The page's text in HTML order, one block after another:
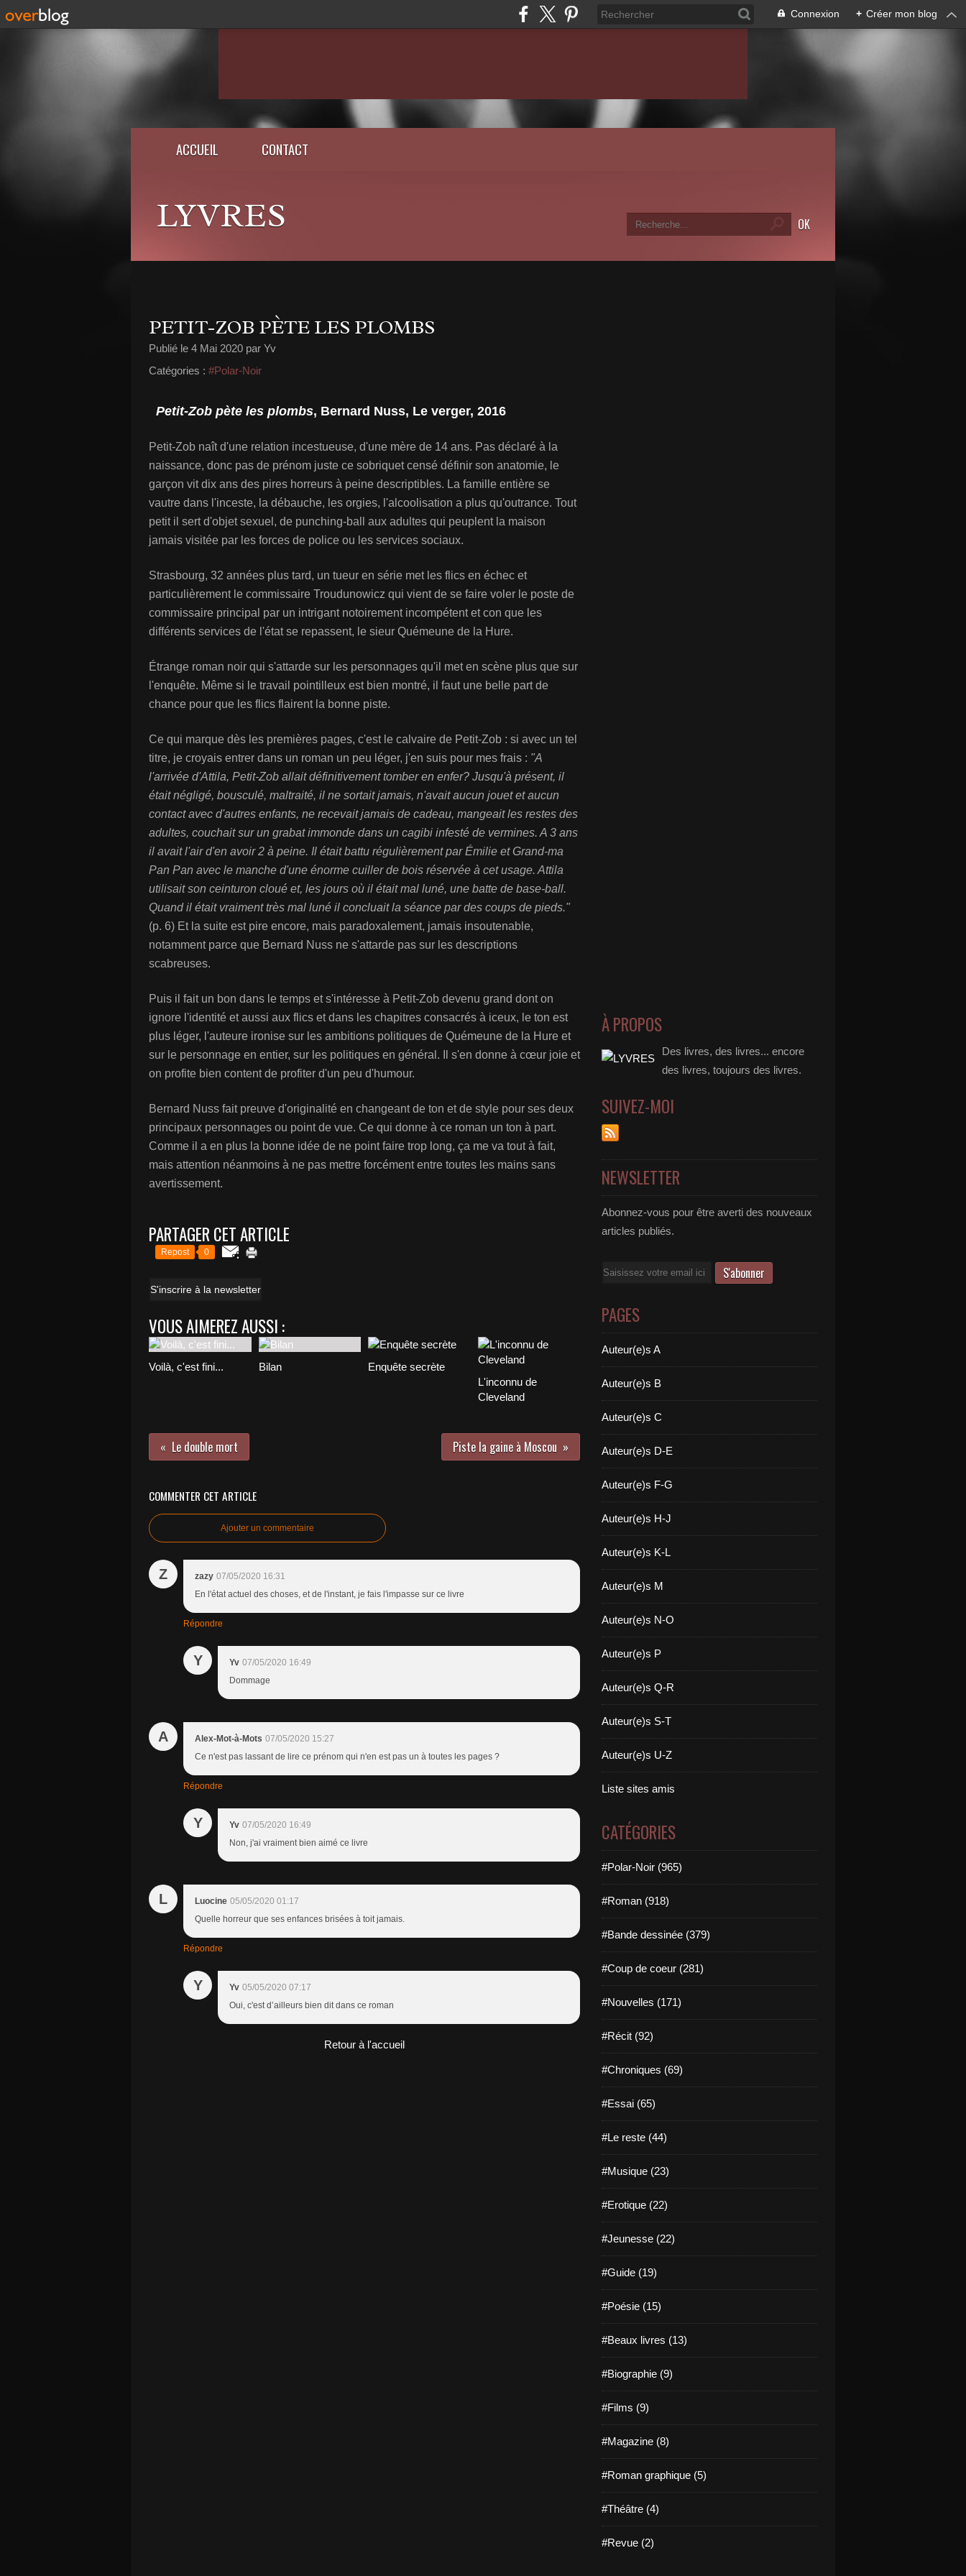
Connexion + Créer mon blog
ACCUEIL CONTACT
LYVRES
PETIT-ZOB PÈTE LES PLOMBS
Publié le 4 Mai 2020 par Yv
Catégories : #Polar-Noir
Petit-Zob pète les plombs, Bernard Nuss, Le verger, 2016
Petit-Zob naît d'une relation incestueuse, d'une mère de 14 ans. Pas déclaré à la
naissance, donc pas de prénom juste ce sobriquet censé définir son anatomie, le
garçon vit dix ans des pires horreurs à peine descriptibles. La famille entière se
vautre dans l'inceste, la débauche, les orgies, l'alcoolisation a plus qu'outrance. Tout
petit il sert d'objet sexuel, de punching-ball aux adultes qui peuplent la maison
jamais visitée par les forces de police ou les services sociaux.
Strasbourg, 32 années plus tard, un tueur en série met les flics en échec et
particulièrement le commissaire Troudunowicz qui vient de se faire voler le poste de
commissaire principal par un intrigant notoirement incompétent et con que les
différents services de l'état se repassent, le sieur Quémeune de la Hure.
Étrange roman noir qui s'attarde sur les personnages qu'il met en scène plus que sur
l'enquête. Même si le travail pointilleux est bien montré, il faut une belle part de
chance pour que les flics flairent la bonne piste.
Ce qui marque dès les premières pages, c'est le calvaire de Petit-Zob : si avec un tel
titre, je croyais entrer dans un roman un peu léger, j'en suis pour mes frais : "A
l'arrivée d'Attila, Petit-Zob allait définitivement tomber en enfer? Jusqu'à présent, il
était négligé, bousculé, maltraité, il ne sortait jamais, n'avait aucun jouet et aucun
contact avec d'autres enfants, ne recevait jamais de cadeau, mangeait les restes des
adultes, couchait sur un grabat immonde dans un cagibi infesté de vermines. A 3 ans
il avait l'air d'en avoir 2 à peine. Il était battu régulièrement par Émilie et Grand-ma
Pan Pan avec le manche d'une énorme cuiller de bois réservée à cet usage. Attila
utilisait son ceinturon cloué et, les jours où il était mal luné, une batte de base-ball.
Quand il était vraiment très mal luné il concluait la séance par des coups de pieds."
(p. 6) Et la suite est pire encore, mais paradoxalement, jamais insoutenable,
notamment parce que Bernard Nuss ne s'attarde pas sur les descriptions
scabreuses.
Puis il fait un bon dans le temps et s'intéresse à Petit-Zob devenu grand dont on
ignore l'identité et aussi aux flics et dans les chapitres consacrés à iceux, le ton est
plus léger, l'auteure ironise sur les ambitions politiques de Quémeune de la Hure et
sur le personnage en entier, sur les politiques en général. Il s'en donne à cœur joie et
on profite bien content de profiter d'un peu d'humour.
Bernard Nuss fait preuve d'originalité en changeant de ton et de style pour ses deux
principaux personnages ou point de vue. Ce qui donne à ce roman un ton à part.
Comme il a en plus la bonne idée de ne point faire trop long, ça me va tout à fait,
mais attention néanmoins à ne pas mettre forcément entre toutes les mains sans
avertissement.
PARTAGER CET ARTICLE
Repost 0
S'inscrire à la newsletter
VOUS AIMEREZ AUSSI :
Voilà, c'est fini... Bilan
Enquête secrète
L'inconnu de
Cleveland
Le double mort Piste la gaine à Moscou
COMMENTER CET ARTICLE
Ajouter un commentaire
Z zazy 07/05/2020 16:31
En l'état actuel des choses, et de l'instant, je fais l'impasse sur ce livre
Répondre
Y Yv 07/05/2020 16:49
Dommage
A Alex-Mot-à-Mots 07/05/2020 15:27
Ce n'est pas lassant de lire ce prénom qui n'en est pas un à toutes les pages ?
Répondre
Y Yv 07/05/2020 16:49
Non, j'ai vraiment bien aimé ce livre
L Luocine 05/05/2020 01:17
Quelle horreur que ses enfances brisées à toit jamais.
Répondre
Y Yv 05/05/2020 07:17
Oui, c'est d’ailleurs bien dit dans ce roman
Retour à l'accueil
À PROPOS
Des livres, des livres... encore
des livres, toujours des livres.
SUIVEZ-MOI
NEWSLETTER
Abonnez-vous pour être averti des nouveaux
articles publiés.
Email
PAGES
Auteur(e)s A
Auteur(e)s B
Auteur(e)s C
Auteur(e)s D-E
Auteur(e)s F-G
Auteur(e)s H-J
Auteur(e)s K-L
Auteur(e)s M
Auteur(e)s N-O
Auteur(e)s P
Auteur(e)s Q-R
Auteur(e)s S-T
Auteur(e)s U-Z
Liste sites amis
CATÉGORIES
#Polar-Noir (965)
#Roman (918)
#Bande dessinée (379)
#Coup de coeur (281)
#Nouvelles (171)
#Récit (92)
#Chroniques (69)
#Essai (65)
#Le reste (44)
#Musique (23)
#Erotique (22)
#Jeunesse (22)
#Guide (19)
#Poésie (15)
#Beaux livres (13)
#Biographie (9)
#Films (9)
#Magazine (8)
#Roman graphique (5)
#Théâtre (4)
#Revue (2)